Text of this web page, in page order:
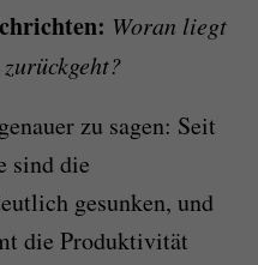
Woran liegt
zu sagen: Seit
sind die
gesunken, und
die Produktivität